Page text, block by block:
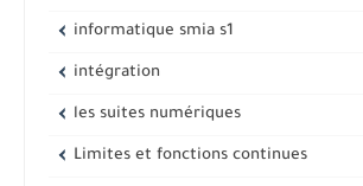
informatique smia s1
intégration
les suites numériques
Limites et fonctions continues